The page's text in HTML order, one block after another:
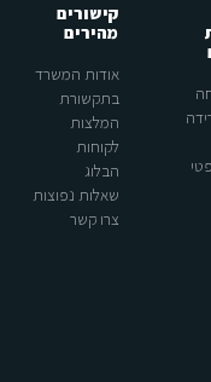
קישורים
מהירים
אודות המשרד
בתקשורת
המלצות
לקוחות
הבלוג
שאלות נפוצות
צרו קשר